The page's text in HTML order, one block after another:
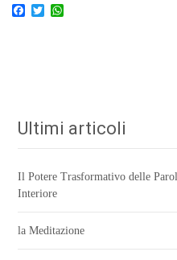
F
T
Ultimi articoli
Il Potere Trasformativo delle
Interiore
la Meditazione